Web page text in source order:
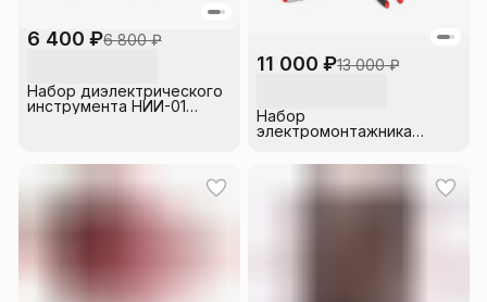
6 400 ₽6 800 ₽
Набор диэлектрического
инструмента НИИ-01
11 000 ₽13 000 ₽
Набор
электромонтажника